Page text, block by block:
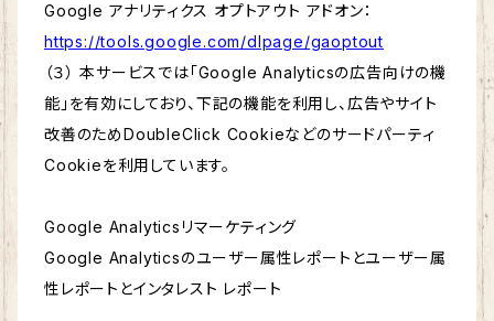
Google アナリティクス オプトアウト アドオン：
https://tools.google.com/dlpage/gaoptout
（３） 本サービスでは「Google Analyticsの広告向けの機
能」を有効にしており、下記の機能を利用し、広告やサイト
改善のためDoubleClick Cookieなどのサードパーティ
Cookieを利用しています。
Google Analyticsリマーケティング
Google Analyticsのユーザー属性レポートとユーザー属
性レポートとインタレスト レポート